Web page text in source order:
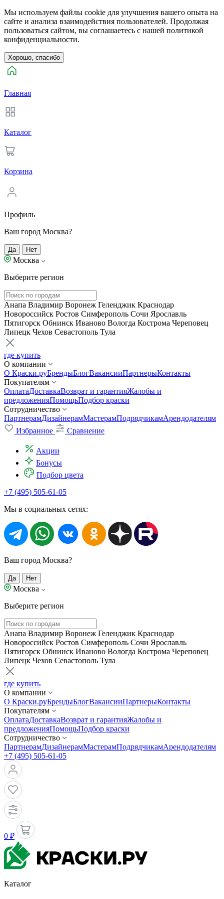
Мы используем файлы cookie для улучшения вашего опыта на
сайте и анализа взаимодействия пользователей. Продолжая
пользоваться сайтом, вы соглашаетесь с нашей политикой
конфиденциальности.
Хорошо, спасибо
Главная
Каталог
Корзина
Профиль
Ваш город Москва?
Да Нет
Москва
Выберите регион
Анапа Владимир Воронеж Геленджик Краснодар
Новороссийск Ростов Симферополь Сочи Ярославль
Пятигорск Обнинск Иваново Вологда Кострома Череповец
Липецк Чехов Севастополь Тула
где купить
О компании
О Краски.руБрендыБлогВакансииПартнерыКонтакты
Покупателям
ОплатаДоставкаВозврат и гарантияЖалобы и
предложенияПомощьПодбор краски
Сотрудничество
ПартнерамДизайнерамМастерамПодрядчикамАрендодателям
Избранное
Сравнение
Акции
Бонусы
Подбор цвета
+7 (495) 505-61-05
Мы в социальных сетях:
Ваш город Москва?
Да Нет
Москва
Выберите регион
Анапа Владимир Воронеж Геленджик Краснодар
Новороссийск Ростов Симферополь Сочи Ярославль
Пятигорск Обнинск Иваново Вологда Кострома Череповец
Липецк Чехов Севастополь Тула
где купить
О компании
О Краски.руБрендыБлогВакансииПартнерыКонтакты
Покупателям
ОплатаДоставкаВозврат и гарантияЖалобы и
предложенияПомощьПодбор краски
Сотрудничество
ПартнерамДизайнерамМастерамПодрядчикамАрендодателям
+7 (495) 505-61-05
0 ₽
Каталог